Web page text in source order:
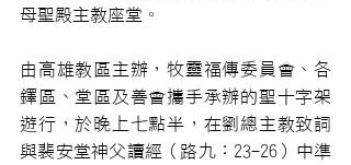
母聖殿主教座堂。
由高雄教區主辦，牧靈福傳委員會、各
鐸區、堂區及善會攜手承辦的聖十字架
遊行，於晚上七點半，在劉總主教致詞
與裴安堂神父讀經（路九：23-26）中準